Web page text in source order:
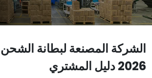
الشركة المصنعة لبطانة الشحن
2026 دليل المشتري